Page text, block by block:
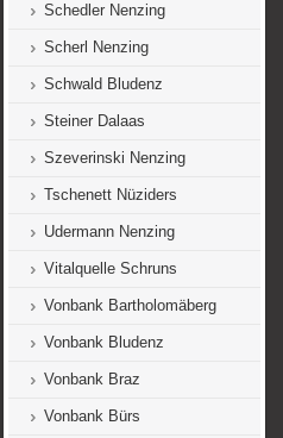
Schedler Nenzing
Scherl Nenzing
Schwald Bludenz
Steiner Dalaas
Szeverinski Nenzing
Tschenett Nüziders
Udermann Nenzing
Vitalquelle Schruns
Vonbank Bartholomäberg
Vonbank Bludenz
Vonbank Braz
Vonbank Bürs